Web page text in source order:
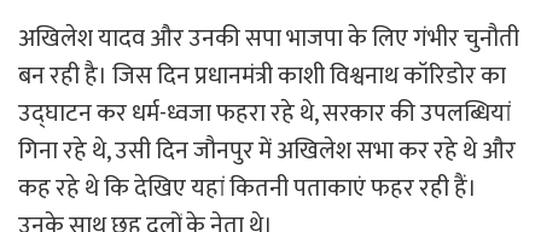
अखिलेश यादव और उनकी सपा भाजपा के लिए गंभीर चुनौती
बन रही है। जिस दिन प्रधानमंत्री काशी विश्वनाथ कॉरिडोर का
उद्घाटन कर धर्म-ध्वजा फहरा रहे थे, सरकार की उपलब्धियां
गिना रहे थे, उसी दिन जौनपुर में अखिलेश सभा कर रहे थे और
कह रहे थे कि देखिए यहां कितनी पताकाएं फहर रही हैं।